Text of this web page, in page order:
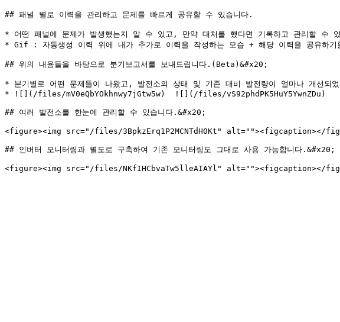
## 패널 별로 이력을 관리하고 문제를 빠르게 공유할 수 있습니다.
* 어떤 패널에 문제가 발생했는지 알 수 있고, 만약 대처를 했다면 기록하고 관리할 수
* Gif : 자동생성 이력 위에 내가 추가로 이력을 작성하는 모습 + 해당 이력을 공유하기
## 위의 내용들을 바탕으로 분기보고서를 보내드립니다.(Beta)&#x20;
* 분기별로 어떤 문제들이 나왔고, 발전소의 상태 및 기존 대비 발전량이 얼마나 개선되
* ![](/files/mV0eQbYOkhnwy7jGtw5w)  ![](/files/vS92phdPK5HuY5YwnZDu)
## 여러 발전소를 한눈에 관리할 수 있습니다.&#x20;
<figure><img src="/files/3BpkzErq1P2MCNTdH0Kt" alt=""><figcaption></
## 인버터 모니터링과 별도로 구축하여 기존 모니터링도 그대로 사용 가능합니다.&#x20;